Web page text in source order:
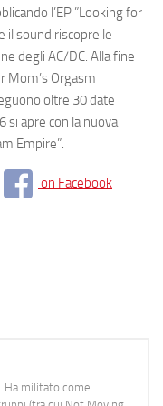
l’EP ”Looking for
il sound riscopre le
degli AC/DC. Alla fine
Mom’s Orgasm
oltre 30 date
si apre con la nuova
Empire”.
on Facebook
Ha militato come